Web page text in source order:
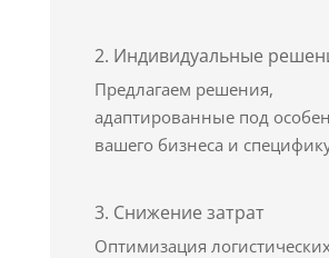
2. Индивидуальные
Предлагаем решения,
адаптированные под
вашего бизнеса и
3. Снижение затрат
Оптимизация